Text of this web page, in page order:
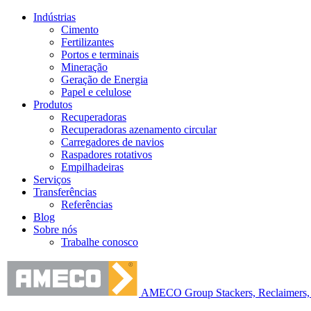
Indústrias
Cimento
Fertilizantes
Portos e terminais
Mineração
Geração de Energia
Papel e celulose
Produtos
Recuperadoras
Recuperadoras azenamento circular
Carregadores de navios
Raspadores rotativos
Empilhadeiras
Serviços
Transferências
Referências
Blog
Sobre nós
Trabalhe conosco
AMECO Group Stackers,